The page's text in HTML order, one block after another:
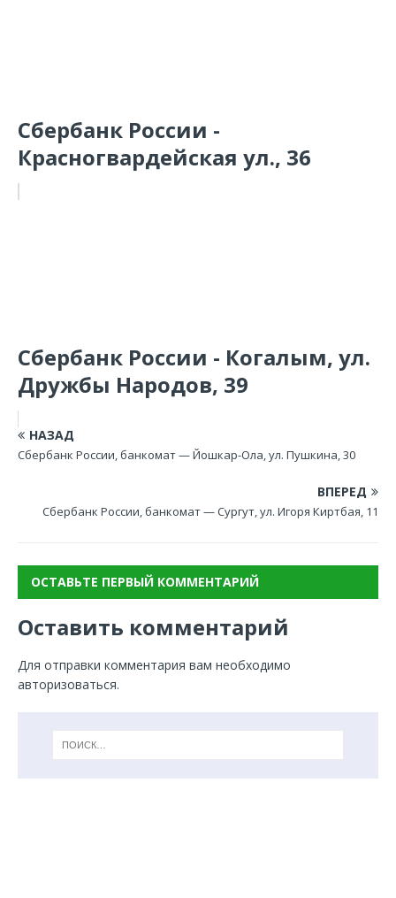
Сбербанк России -
Красногвардейская ул., 36
Сбербанк России - Когалым, ул.
Дружбы Народов, 39
НАЗАД
Сбербанк России, банкомат — Йошкар-Ола, ул. Пушкина, 30
ВПЕРЕД
Сбербанк России, банкомат — Сургут, ул. Игоря Киртбая, 11
ОСТАВЬТЕ ПЕРВЫЙ КОММЕНТАРИЙ
Оставить комментарий
Для отправки комментария вам необходимо
авторизоваться.